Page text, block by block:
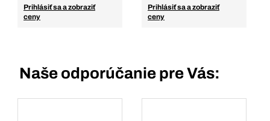
Prihlásiť sa a zobraziť
ceny
Prihlásiť sa a zobraziť
ceny
Naše odporúčanie pre Vás: